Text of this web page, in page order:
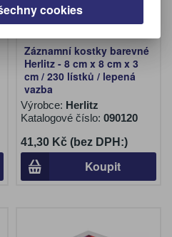
Záznamní kostky barevné
Herlitz - 8 cm x 8 cm x 3
cm / 230 lístků / lepená
vazba
Výrobce: Herlitz
Katalogové číslo: 090120
41,30 Kč (bez DPH:)
Koupit
cookies